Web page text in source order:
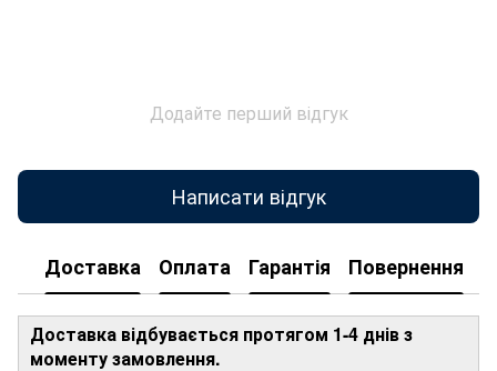
Додайте перший відгук
Написати відгук
Доставка Оплата Гарантія Повернення
Доставка відбувається протягом 1-4 днів з
моменту замовлення.